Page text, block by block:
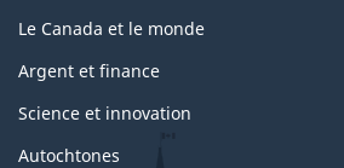
Le Canada et le monde
Argent et finance
Science et innovation
Autochtones